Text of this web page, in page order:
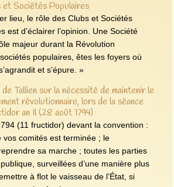
et Sociétés Populaires
lieu, le rôle des Clubs et Sociétés
est d’éclairer l’opinion. Une Société
majeur durant la Révolution
populaires, êtes les foyers où
et s’épure. »
Tallien sur la nécessité de maintenir le
révolutionnaire, lors de la séance
an Il (28 août 1794)
(11 fructidor) devant la convention :
vos comités est terminée ; le
sa marche ; toutes les parties
surveillées d’une manière plus
à flot le vaisseau de l’État, si